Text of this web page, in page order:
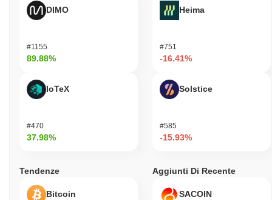
DIMO
#1155
89.88%
IoTeX
#470
37.98%
Heima
#751
-16.41%
Solstice
#585
-15.93%
Tendenze
Bitcoin
Aggiunti Di Recente
SACOIN